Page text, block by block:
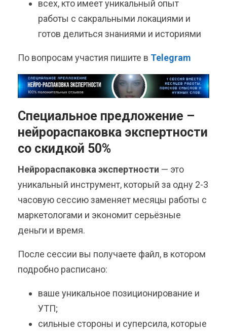
всех, кто имеет уникальный опыт
работы с сакральными локациями и
готов делиться знаниями и историями
По вопросам участия пишите в Telegram
Специальное предложение –
нейрораспаковка экспертности
со скидкой 50%
Нейрораспаковка экспертности — это
уникальный инструмент, который за одну 2-3
часовую сессию заменяет месяцы работы с
маркетологами и экономит серьёзные
деньги и время.
После сессии вы получаете файл, в котором
подробно расписано:
ваше уникальное позиционирование и
УТП;
сильные стороны и суперсила, которые